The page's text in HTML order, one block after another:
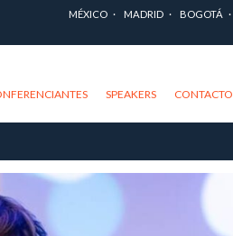
MÉXICO MADRID BOGOTÁ
SPEAKERS CONTACTO